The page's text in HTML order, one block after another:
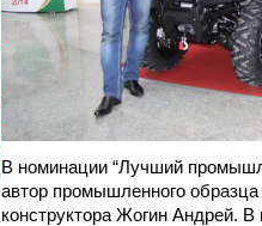
В номинации “Лучший
автор промышленного образца
конструктора Жогин Андрей. В